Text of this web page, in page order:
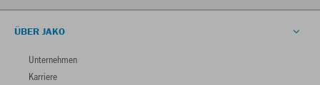
ÜBER JAKO
Unternehmen
Karriere